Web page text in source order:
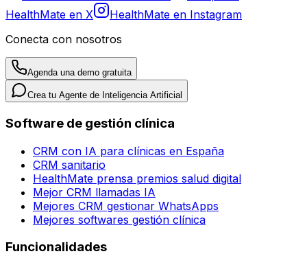
HealthMate en X
HealthMate en Instagram
Conecta con nosotros
Agenda una demo gratuita
Crea tu Agente de Inteligencia Artificial
Software de gestión clínica
CRM con IA para clínicas en España
CRM sanitario
HealthMate prensa premios salud digital
Mejor CRM llamadas IA
Mejores CRM gestionar WhatsApps
Mejores softwares gestión clínica
Funcionalidades